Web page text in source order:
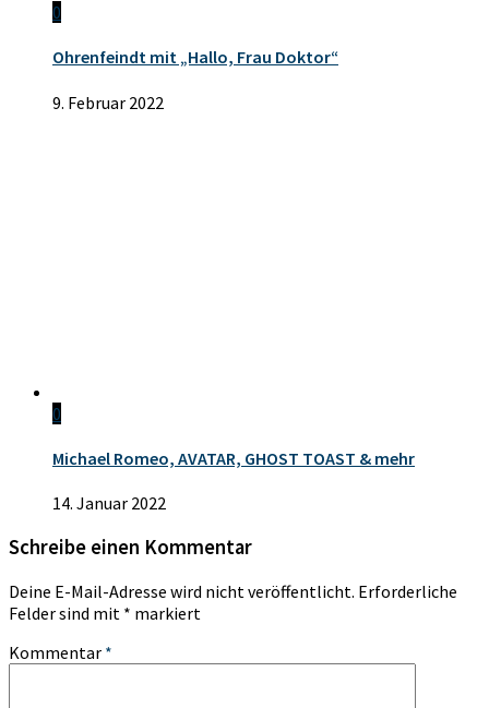
0
Ohrenfeindt mit „Hallo, Frau Doktor“
9. Februar 2022
0
Michael Romeo, AVATAR, GHOST TOAST & mehr
14. Januar 2022
Schreibe einen Kommentar
Deine E-Mail-Adresse wird nicht veröffentlicht. Erforderliche
Felder sind mit * markiert
Kommentar *